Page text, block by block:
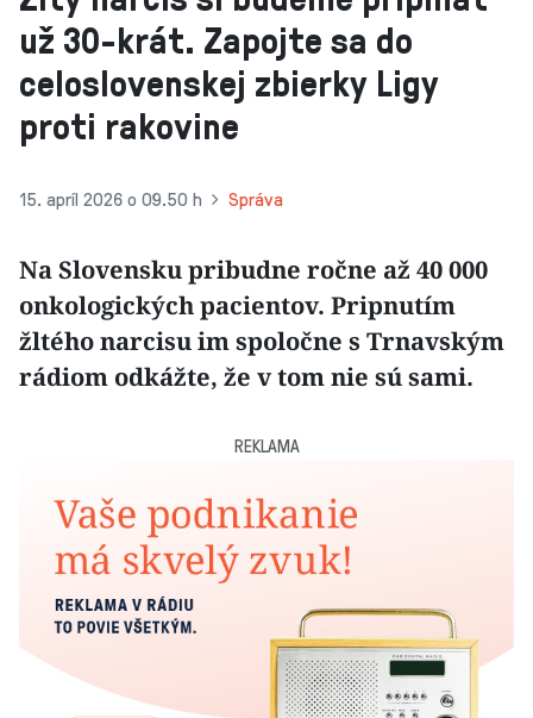
už 30-krát. Zapojte sa do
celoslovenskej zbierky Ligy
proti rakovine
15. apríl 2026 o 09.50 h Správa
Na Slovensku pribudne ročne až 40 000
onkologických pacientov. Pripnutím
žltého narcisu im spoločne s Trnavským
rádiom odkážte, že v tom nie sú sami.
REKLAMA